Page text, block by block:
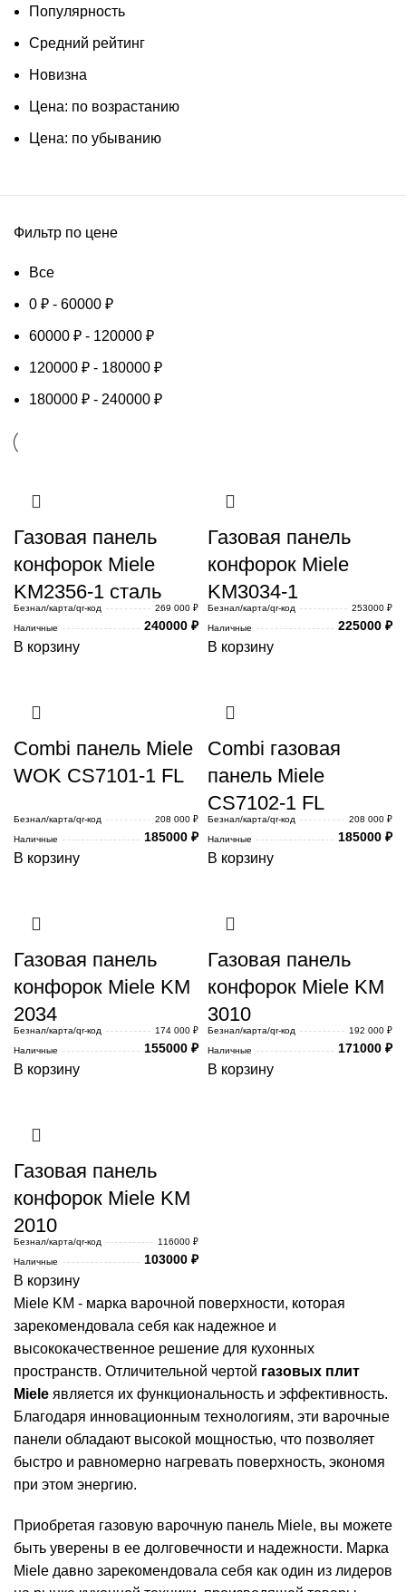
Популярность
Средний рейтинг
Новизна
Цена: по возрастанию
Цена: по убыванию
Фильтр по цене
Все
0 ₽ - 60000 ₽
60000 ₽ - 120000 ₽
120000 ₽ - 180000 ₽
180000 ₽ - 240000 ₽
Газовая панель
конфорок Miele
KM2356-1 сталь
Безнал/карта/qr-код
269 000 ₽
Наличные
240000 ₽
В корзину
Газовая панель
конфорок Miele
KM3034-1
Безнал/карта/qr-код
253000 ₽
Наличные
225000 ₽
В корзину
Combi панель Miele
WOK CS7101-1 FL
Безнал/карта/qr-код
208 000 ₽
Наличные
185000 ₽
В корзину
Combi газовая
панель Miele
CS7102-1 FL
Безнал/карта/qr-код
208 000 ₽
Наличные
185000 ₽
В корзину
Газовая панель
конфорок Miele KM
2034
Безнал/карта/qr-код
174 000 ₽
Наличные
155000 ₽
В корзину
Газовая панель
конфорок Miele KM
3010
Безнал/карта/qr-код
192 000 ₽
Наличные
171000 ₽
В корзину
Газовая панель
конфорок Miele KM
2010
Безнал/карта/qr-код
116000 ₽
Наличные
103000 ₽
В корзину
Miele KM - марка варочной поверхности, которая
зарекомендовала себя как надежное и
высококачественное решение для кухонных
пространств. Отличительной чертой газовых плит
Miele является их функциональность и эффективность.
Благодаря инновационным технологиям, эти варочные
панели обладают высокой мощностью, что позволяет
быстро и равномерно нагревать поверхность, экономя
при этом энергию.
Приобретая газовую варочную панель Miele, вы можете
быть уверены в ее долговечности и надежности. Марка
Miele давно зарекомендовала себя как один из лидеров